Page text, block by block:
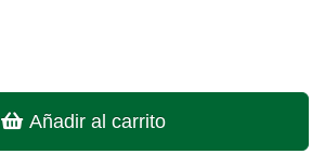
Añadir al carrito